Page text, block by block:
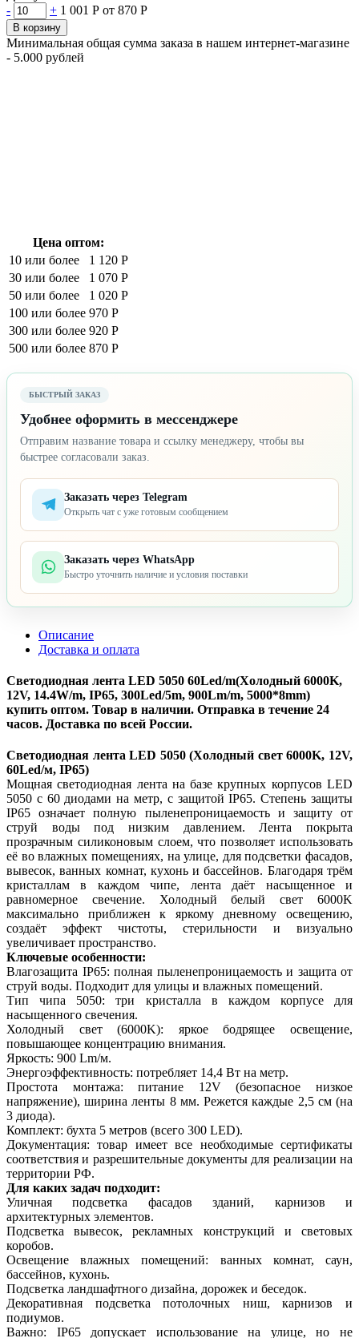
-
+ 1 001 Р от 870 Р
В корзину
Минимальная общая сумма заказа в нашем интернет-магазине
- 5.000 рублей
Цена оптом:
10 или более
1 120 Р
30 или более
1 070 Р
50 или более
1 020 Р
100 или более 970 Р
300 или более 920 Р
500 или более 870 Р
БЫСТРЫЙ ЗАКАЗ
Удобнее оформить в мессенджере
Отправим название товара и ссылку менеджеру, чтобы вы
быстрее согласовали заказ.
Заказать через Telegram
Открыть чат с уже готовым сообщением
Заказать через WhatsApp
Быстро уточнить наличие и условия поставки
Описание
Доставка и оплата
Светодиодная лента LED 5050 60Led/m(Холодный 6000K,
12V, 14.4W/m, IP65, 300Led/5m, 900Lm/m, 5000*8mm)
купить оптом. Товар в наличии. Отправка в течение 24
часов. Доставка по всей России.
Светодиодная лента LED 5050 (Холодный свет 6000K, 12V,
60Led/м, IP65)
Мощная светодиодная лента на базе крупных корпусов LED
5050 с 60 диодами на метр, с защитой IP65. Степень защиты
IP65 означает полную пыленепроницаемость и защиту от
струй воды под низким давлением. Лента покрыта
прозрачным силиконовым слоем, что позволяет использовать
её во влажных помещениях, на улице, для подсветки фасадов,
вывесок, ванных комнат, кухонь и бассейнов. Благодаря трём
кристаллам в каждом чипе, лента даёт насыщенное и
равномерное свечение. Холодный белый свет 6000K
максимально приближен к яркому дневному освещению,
создаёт эффект чистоты, стерильности и визуально
увеличивает пространство.
Ключевые особенности:
Влагозащита IP65: полная пыленепроницаемость и защита от
струй воды. Подходит для улицы и влажных помещений.
Тип чипа 5050: три кристалла в каждом корпусе для
насыщенного свечения.
Холодный свет (6000K): яркое бодрящее освещение,
повышающее концентрацию внимания.
Яркость: 900 Lm/м.
Энергоэффективность: потребляет 14,4 Вт на метр.
Простота монтажа: питание 12V (безопасное низкое
напряжение), ширина ленты 8 мм. Режется каждые 2,5 см (на
3 диода).
Комплект: бухта 5 метров (всего 300 LED).
Документация: товар имеет все необходимые сертификаты
соответствия и разрешительные документы для реализации на
территории РФ.
Для каких задач подходит:
Уличная подсветка фасадов зданий, карнизов и
архитектурных элементов.
Подсветка вывесок, рекламных конструкций и световых
коробов.
Освещение влажных помещений: ванных комнат, саун,
бассейнов, кухонь.
Подсветка ландшафтного дизайна, дорожек и беседок.
Декоративная подсветка потолочных ниш, карнизов и
подиумов.
Важно: IP65 допускает использование на улице, но не